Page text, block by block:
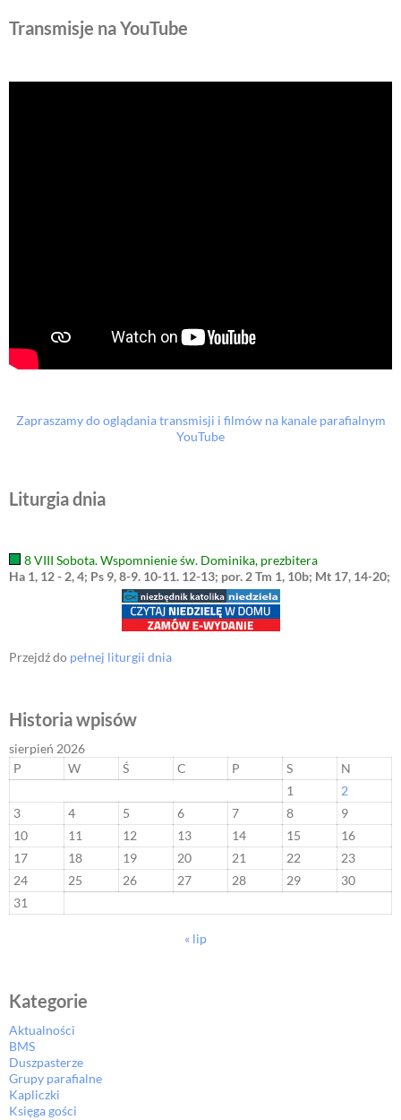
Transmisje na YouTube
Zapraszamy do oglądania transmisji i filmów na kanale parafialnym
YouTube
Liturgia dnia
8 VIII Sobota. Wspomnienie św. Dominika, prezbitera
Ha 1, 12 - 2, 4; Ps 9, 8-9. 10-11. 12-13; por. 2 Tm 1, 10b; Mt 17, 14-20;
Przejdź do pełnej liturgii dnia
Historia wpisów
sierpień 2026
P
W Ś C P S
N
1
2
3
4 5 6 7 8
9
10
11 12 13 14 15
16
17
18 19 20 21 22
23
24
25 26 27 28 29
30
31
« lip
Kategorie
Aktualności
BMS
Duszpasterze
Grupy parafialne
Kapliczki
Księga gości